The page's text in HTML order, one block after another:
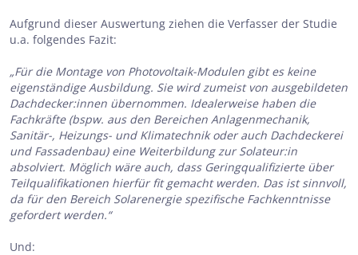
Aufgrund dieser Auswertung ziehen die Verfasser der Studie
u.a. folgendes Fazit:
„Für die Montage von Photovoltaik-Modulen gibt es keine
eigenständige Ausbildung. Sie wird zumeist von ausgebildeten
Dachdecker:innen übernommen. Idealerweise haben die
Fachkräfte (bspw. aus den Bereichen Anlagenmechanik,
Sanitär-, Heizungs- und Klimatechnik oder auch Dachdeckerei
und Fassadenbau) eine Weiterbildung zur Solateur:in
absolviert. Möglich wäre auch, dass Geringqualifizierte über
Teilqualifikationen hierfür fit gemacht werden. Das ist sinnvoll,
da für den Bereich Solarenergie spezifische Fachkenntnisse
gefordert werden.“
Und: